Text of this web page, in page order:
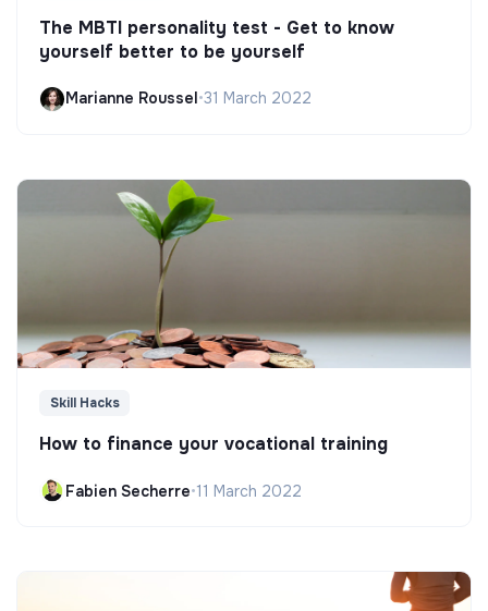
The MBTI personality test - Get to know
yourself better to be yourself
Marianne Roussel•31 March 2022
Skill Hacks
How to finance your vocational training
Fabien Secherre•11 March 2022